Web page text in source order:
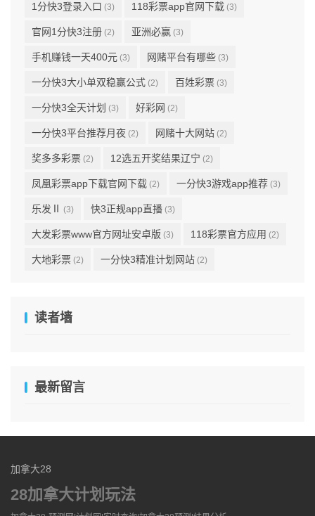
1分快3登录入口 (3) 118彩票app官网下载 (3)
官网1分快3注册 (2) 亚洲必赢 (3)
手机赚钱一天400元 (3) 网赌平台有哪些 (3)
一分快3大小单双稳赢公式 (2) 百姓彩票 (3)
一分快3全天计划 (3) 好彩网 (2)
一分快3平台推荐月夜 (2) 网赌十大网站 (2)
奖多多彩票 (2) 12选五开奖结果辽宁 (2)
凤凰彩票app下载官网下载 (2) 一分快3游戏app推荐 (3)
乐发Ⅱ (3) 快3正规app直播 (3)
大发彩票www官方网址安卓版 (3) 118彩票官方应用 (2)
大地彩票 (2) 一分快3精准计划网站 (2)
读者墙
最新留言
加拿大28
28加拿大计划玩法